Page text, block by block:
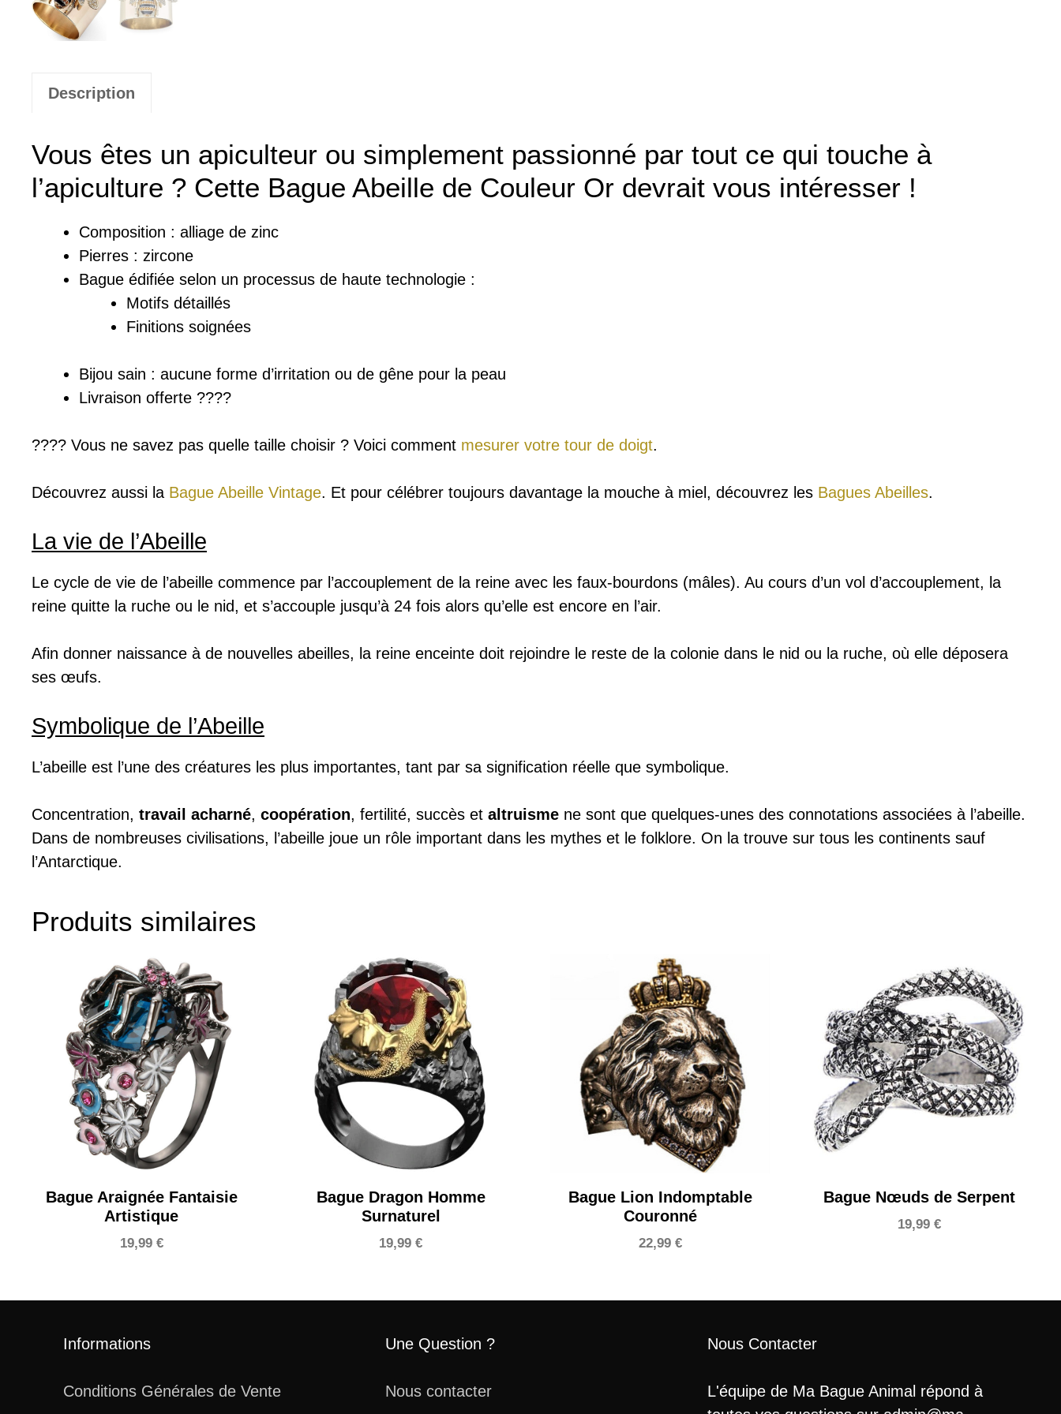
Description
Vous êtes un apiculteur ou simplement passionné par tout ce qui touche à
l’apiculture ? Cette Bague Abeille de Couleur Or devrait vous intéresser !
Composition : a lliage de zinc
Pierres : zircone
Bague édifiée selon un processus de haute technologie :
Motifs détaillés
Finitions soignées
Bijou sain : aucune forme d’irritation ou de gêne pour la peau
Livraison offerte ????
???? Vous ne savez pas quelle taille choisir ? Voici comment mesurer votre tour de doigt.
Découvrez aussi la Bague Abeille Vintage. Et pour célébrer toujours davantage la mouche à miel, découvrez les Bagues Abeilles.
La vie de l’Abeille
Le cycle de vie de l’abeille commence par l’accouplement de la reine avec les faux-bourdons (mâles). Au cours d’un vol d’accouplement, la
reine quitte la ruche ou le nid, et s’accouple jusqu’à 24 fois alors qu’elle est encore en l’air.
Afin donner naissance à de nouvelles abeilles, la reine enceinte doit rejoindre le reste de la colonie dans le nid ou la ruche, où elle déposera
ses œufs.
Symbolique de l’Abeille
L’abeille est l’une des créatures les plus importantes, tant par sa signification réelle que symbolique.
Concentration, travail acharné, coopération, fertilité, succès et altruisme ne sont que quelques-unes des connotations associées à l’abeille.
Dans de nombreuses civilisations, l’abeille joue un rôle important dans les mythes et le folklore. On la trouve sur tous les continents sauf
l’Antarctique.
Produits similaires
Bague Araignée Fantaisie
Artistique
19,99 €
Bague Dragon Homme
Surnaturel
19,99€
Bague Lion Indomptable
Couronné
22,99 €
Bague Nœuds de Serpent
19,99€
Informations
Conditions Générales de Vente
Une Question ?
Nous contacter
Nous Contacter
L'équipe de Ma Bague Animal répond à